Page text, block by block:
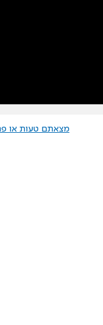
מצאתם טעות או